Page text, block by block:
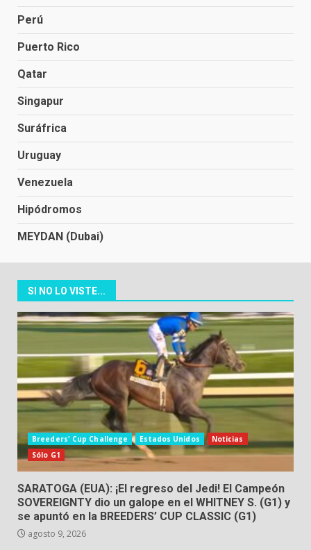
Perú
Puerto Rico
Qatar
Singapur
Suráfrica
Uruguay
Venezuela
Hipódromos
MEYDAN (Dubai)
SI NO LO VISTE...
Breeders' Cup Challenge Estados Unidos
Noticias
Sólo G1
SARATOGA (EUA): ¡El regreso del Jedi! El Campeón
SOVEREIGNTY dio un galope en el WHITNEY S. (G1) y
se apuntó en la BREEDERS’ CUP CLASSIC (G1)
agosto 9, 2026